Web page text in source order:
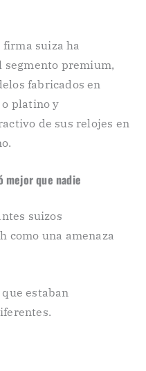
suiza ha
segmento premium,
fabricados en
platino y
de sus relojes en
mejor que nadie
suizos
como una amenaza
estaban